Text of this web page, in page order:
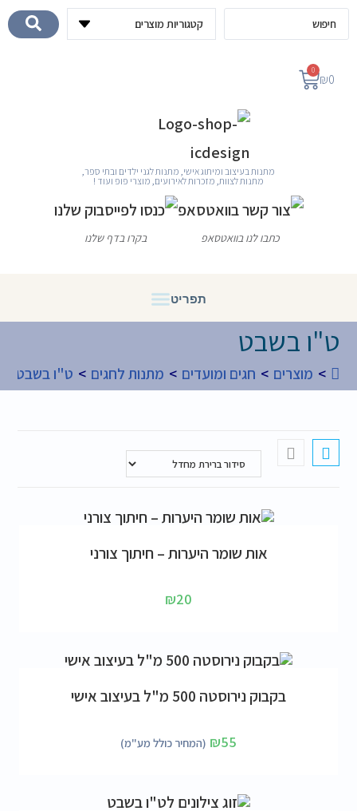
לתוכן
מתנות בעיצוב ומיתוג אישי, מתנות לגני ילדים ובתי ספר,
מתנות לצוות, מזכרות לאירועים, מוצרי פופ ועוד !
כתבו לנו בוואטסאפ בקרו בדף שלנו
₪0
0
ט"ו בשבט
> מוצרים > חגים ומועדים > מתנות לחגים > ט"ו בשבט
אות שומר היערות – חיתוך צורני
₪20
בקבוק נירוסטה 500 מ"ל בעיצוב אישי
₪55 (המחיר כולל מע"מ)